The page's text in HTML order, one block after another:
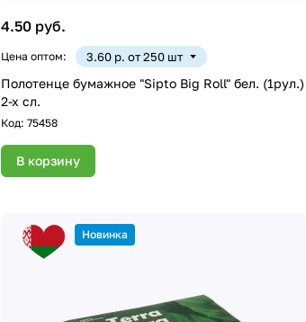
4.50 руб.
Цена оптом: 3.60 р. от 250 шт
Полотенце бумажное "Sipto Big Roll" бел. (1рул.)
2-х сл.
Код:75458
В корзину
Новинка